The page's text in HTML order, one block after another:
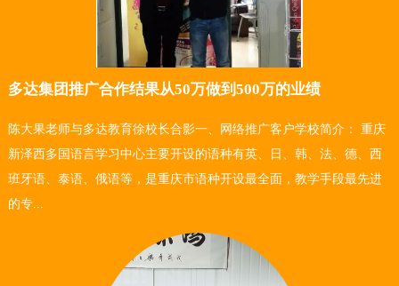
多达集团推广合作结果从50万做到500万的业绩
陈大果老师与多达教育徐校长合影一、网络推广客户学校简介： 重庆
新泽西多国语言学习中心主要开设的语种有英、日、韩、法、德、西
班牙语、泰语、俄语等，是重庆市语种开设最全面，教学手段最先进
的专...